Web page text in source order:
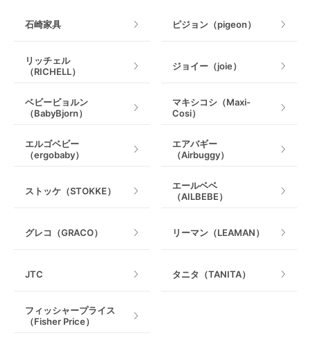
石崎家具 ピジョン（pigeon）
リッチェル
（RICHELL）
ジョイー（joie）
ベビービョルン
（BabyBjorn）
マキシコシ（Maxi-
Cosi）
エルゴベビー
（ergobaby）
エアバギー
（Airbuggy）
ストッケ（STOKKE）
エールベベ
（AILBEBE）
グレコ（GRACO） リーマン（LEAMAN）
JTC タニタ（TANITA）
フィッシャープライス
（Fisher Price）